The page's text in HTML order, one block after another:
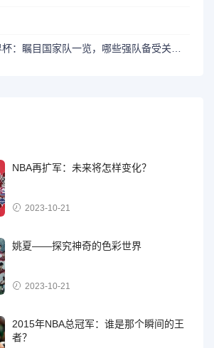
2023女足世界杯：瞩目国家队一览，哪些强队备受关注？
NBA再扩军：未来将怎样变化？
2023-10-21
姚夏——探究神奇的色彩世界
2023-10-21
2015年NBA总冠军：谁是那个瞬间的王
者？